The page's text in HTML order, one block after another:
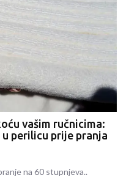
vašim ručnicima:
perilicu prije pranja
na 60 stupnjeva..